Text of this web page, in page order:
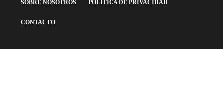
SOBRE NOSOTROS POLÍTICA DE PRIVACIDAD
CONTACTO